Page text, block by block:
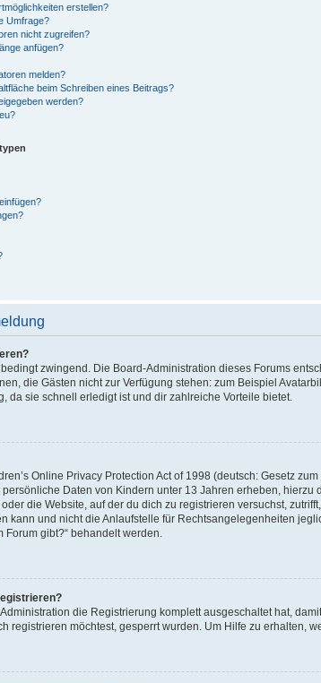
erstellen?
Umfrage?
nicht zugreifen?
anfügen?
melden?
beim Schreiben eines Beitrags?
werden?
zwingend. Die Board-Administration dieses Forums
die Gästen nicht zur Verfügung stehen: zum Beispiel
da sie schnell erledigt ist und dir zahlreiche Vorteile bietet.
Online Privacy Protection Act of 1998 (deutsch: Gesetz
Daten von Kindern unter 13 Jahren erheben,
die Website, auf der du dich zu registrieren versuchst,
kann und nicht die Anlaufstelle für Rechtsangelegenheiten
gibt?“ behandelt werden.
die Registrierung komplett ausgeschaltet hat,
registrieren möchtest, gesperrt wurden. Um Hilfe zu erhalten,